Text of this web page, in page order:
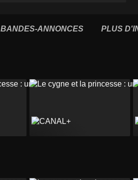
BANDES-ANNONCES PLUS